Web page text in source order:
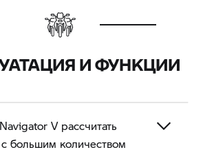
И ФУНКЦИИ
Navigator Vрассчитать
большим количеством